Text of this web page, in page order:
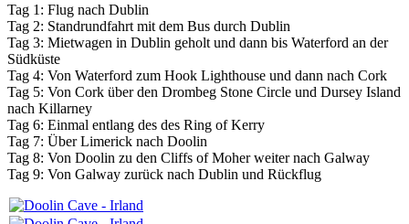
Tag 1: Flug nach Dublin
Tag 2: Standrundfahrt mit dem Bus durch Dublin
Tag 3: Mietwagen in Dublin geholt und dann bis Waterford an der
Südküste
Tag 4: Von Waterford zum Hook Lighthouse und dann nach Cork
Tag 5: Von Cork über den Drombeg Stone Circle und Dursey Island
nach Killarney
Tag 6: Einmal entlang des des Ring of Kerry
Tag 7: Über Limerick nach Doolin
Tag 8: Von Doolin zu den Cliffs of Moher weiter nach Galway
Tag 9: Von Galway zurück nach Dublin und Rückflug